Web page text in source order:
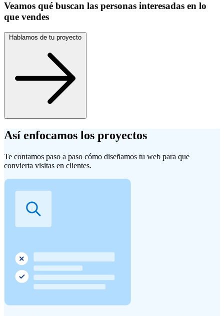
Veamos qué buscan las personas interesadas en lo
que vendes
Hablamos de tu proyecto
Así enfocamos los proyectos
Te contamos paso a paso cómo diseñamos tu web para que
convierta visitas en clientes.